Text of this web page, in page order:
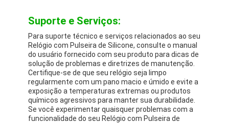
Suporte e Serviços:
Para suporte técnico e serviços relacionados ao seu
Relógio com Pulseira de Silicone, consulte o manual
do usuário fornecido com seu produto para dicas de
solução de problemas e diretrizes de manutenção.
Certifique-se de que seu relógio seja limpo
regularmente com um pano macio e úmido e evite a
exposição a temperaturas extremas ou produtos
químicos agressivos para manter sua durabilidade.
Se você experimentar quaisquer problemas com a
funcionalidade do seu Relógio com Pulseira de